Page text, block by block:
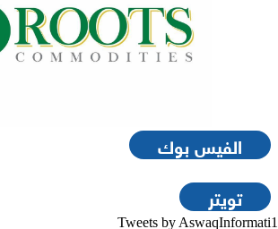
الفيس بوك
تويتر
Tweets by AswaqInformati1